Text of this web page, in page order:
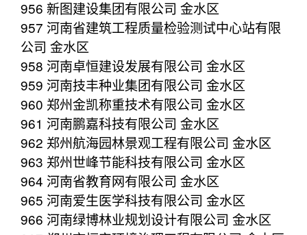
956 新图建设集团有限公司 金水区
957 河南省建筑工程质量检验测试中心站有限
公司 金水区
958 河南卓恒建设发展有限公司 金水区
959 河南技丰种业集团有限公司 金水区
960 郑州金凯称重技术有限公司 金水区
961 河南鹏嘉科技有限公司 金水区
962 郑州航海园林景观工程有限公司 金水区
963 郑州世峰节能科技有限公司 金水区
964 河南省教育网有限公司 金水区
965 河南爱生医学科技有限公司 金水区
966 河南绿博林业规划设计有限公司 金水区